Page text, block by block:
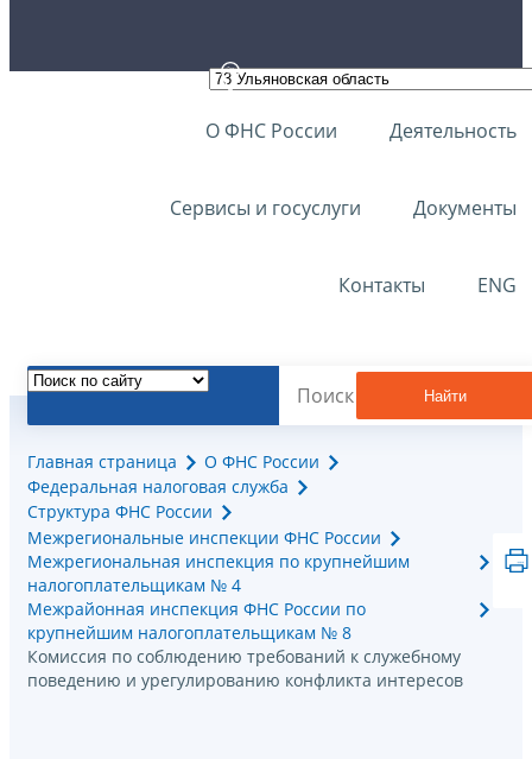
О ФНС России Деятельность
Сервисы и госуслуги Документы
Контакты ENG
Найти
Главная страница
О ФНС России
Федеральная налоговая служба
Структура ФНС России
Межрегиональные инспекции ФНС России
Межрегиональная инспекция по крупнейшим
налогоплательщикам № 4
Межрайонная инспекция ФНС России по
крупнейшим налогоплательщикам № 8
Комиссия по соблюдению требований к служебному
поведению и урегулированию конфликта интересов